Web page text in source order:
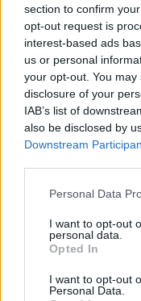
section to confirm
opt-out request is
interest-based ads
us or personal
your opt-out. You
disclosure of your
IAB’s list of
also be disclosed by
Downstream
Please note that this
not limited to your
grant or deny
use your data for
consent section.
Personal Data
I want to opt-out
personal data.
Opted In
I want to opt-out
Personal Data.
Μυστράς:
«δείχνει» η
ιατροδικαστική
ηλικιωμένου, που